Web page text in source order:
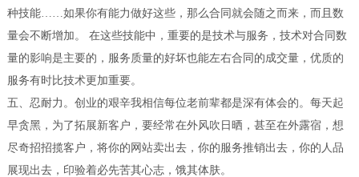
种技能……如果你有能力做好这些，那么合同就会随之而来，而且数
量会不断增加。 在这些技能中，重要的是技术与服务，技术对合同数
量的影响是主要的，服务质量的好坏也能左右合同的成交量，优质的
服务有时比技术更加重要。
五、忍耐力。创业的艰辛我相信每位老前辈都是深有体会的。每天起
早贪黑，为了拓展新客户，要经常在外风吹日晒，甚至在外露宿，想
尽奇招招揽客户，将你的网站卖出去，你的服务推销出去，你的人品
展现出去，印验着必先苦其心志，饿其体肤。